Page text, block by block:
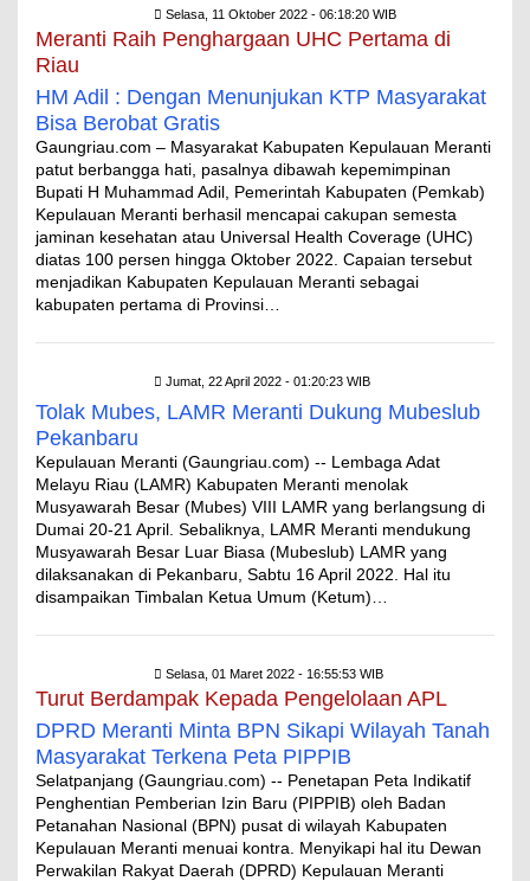
Selasa, 11 Oktober 2022 - 06:18:20 WIB
Meranti Raih Penghargaan UHC Pertama di
Riau
HM Adil : Dengan Menunjukan KTP Masyarakat
Bisa Berobat Gratis
Gaungriau.com – Masyarakat Kabupaten Kepulauan Meranti
patut berbangga hati, pasalnya dibawah kepemimpinan
Bupati H Muhammad Adil, Pemerintah Kabupaten (Pemkab)
Kepulauan Meranti berhasil mencapai cakupan semesta
jaminan kesehatan atau Universal Health Coverage (UHC)
diatas 100 persen hingga Oktober 2022. Capaian tersebut
menjadikan Kabupaten Kepulauan Meranti sebagai
kabupaten pertama di Provinsi…
Jumat, 22 April 2022 - 01:20:23 WIB
Tolak Mubes, LAMR Meranti Dukung Mubeslub
Pekanbaru
Kepulauan Meranti (Gaungriau.com) -- Lembaga Adat
Melayu Riau (LAMR) Kabupaten Meranti menolak
Musyawarah Besar (Mubes) VIII LAMR yang berlangsung di
Dumai 20-21 April. Sebaliknya, LAMR Meranti mendukung
Musyawarah Besar Luar Biasa (Mubeslub) LAMR yang
dilaksanakan di Pekanbaru, Sabtu 16 April 2022. Hal itu
disampaikan Timbalan Ketua Umum (Ketum)…
Selasa, 01 Maret 2022 - 16:55:53 WIB
Turut Berdampak Kepada Pengelolaan APL
DPRD Meranti Minta BPN Sikapi Wilayah Tanah
Masyarakat Terkena Peta PIPPIB
Selatpanjang (Gaungriau.com) -- Penetapan Peta Indikatif
Penghentian Pemberian Izin Baru (PIPPIB) oleh Badan
Petanahan Nasional (BPN) pusat di wilayah Kabupaten
Kepulauan Meranti menuai kontra. Menyikapi hal itu Dewan
Perwakilan Rakyat Daerah (DPRD) Kepulauan Meranti